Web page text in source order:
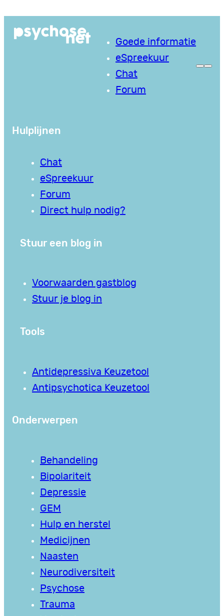
naar
Goede informatie
eSpreekuur
Chat
Forum
Hulplijnen
Chat
eSpreekuur
Forum
Direct hulp nodig?
Stuur een blog in
Voorwaarden gastblog
Stuur je blog in
Tools
Antidepressiva Keuzetool
Antipsychotica Keuzetool
Onderwerpen
Behandeling
Bipolariteit
Depressie
GEM
Hulp en herstel
Medicijnen
Naasten
Neurodiversiteit
Psychose
Trauma